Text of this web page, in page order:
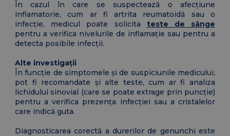
În cazul în care se suspectează o afecțiune
inflamatorie, cum ar fi artrita reumatoidă sau o
infecție, medicul poate solicita teste de sânge
pentru a verifica nivelurile de inflamație sau pentru a
detecta posibile infecții.
Alte investigații
În funcție de simptomele și de suspiciunile medicului,
pot fi recomandate și alte teste, cum ar fi analiza
lichidului sinovial (care se poate extrage prin puncție)
pentru a verifica prezența infecției sau a cristalelor
care indică guta.
Diagnosticarea corectă a durerilor de genunchi este